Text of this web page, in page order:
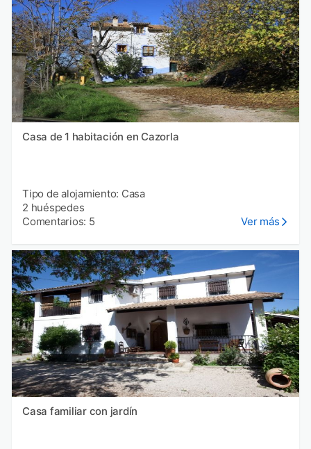
Casa de 1 habitación en Cazorla
Tipo de alojamiento: Casa
2 huéspedes
Comentarios: 5
Ver más
Casa familiar con jardín